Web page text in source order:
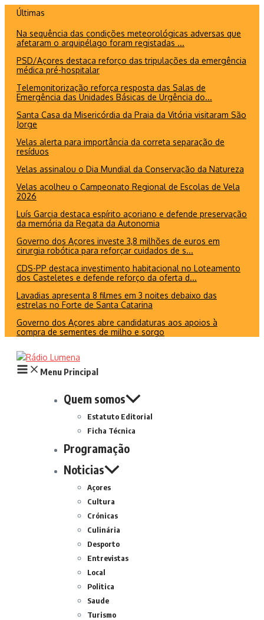
conteúdo
Últimas
Na sequência das condições meteorológicas adversas que
afetaram o arquipélago foram registadas ...
PSD/Açores destaca reforço das tripulações da emergência
médica pré-hospitalar
Telemonitorização reforça resposta das Salas de
Emergência das Unidades Básicas de Urgência do...
Santa Casa da Misericórdia da Praia da Vitória visitaram São
Jorge
Velas alerta para importância da correta separação de
resíduos
Velas assinalou o Dia Mundial da Conservação da Natureza
Velas acolheu o Campeonato Regional de Escolas de Vela
2026
Luís Garcia destaca espírito açoriano e defende preservação
da memória da Regata da Autonomia
Governo dos Açores investe 3,8 milhões de euros em
cirurgia robótica para reforçar cuidados de s...
CDS-PP destaca investimento habitacional no Loteamento
dos Casteletes e defende reforço da oferta d...
Lavadias apresenta 8 filmes em 3 noites debaixo das
estrelas no Forte de Santa Catarina
Governo dos Açores abre candidaturas aos apoios à
compra de sementes de milho e sorgo
Menu Principal
Quem somos
Estatuto Editorial
Ficha Técnica
Programação
Noticias
Açores
Cultura
Crónicas
Culinária
Desporto
Entrevistas
Local
Politica
Saude
Turismo